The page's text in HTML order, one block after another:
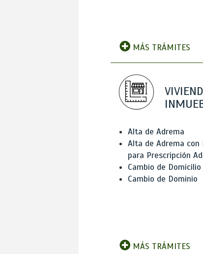
MÁS TRÁMITES
Alta de Adrema
Alta de Adrema con
para Prescripción
Cambio de
Cambio de Dominio
MÁS TRÁMITES